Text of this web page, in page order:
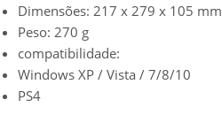
Dimensões: 217 x 279 x 105 mm
Peso: 270 g
compatibilidade:
Windows XP / Vista / 7/8/10
PS4